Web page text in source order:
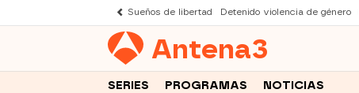
Sueños de libertad Detenido violencia de género
Antena3
SERIES PROGRAMAS NOTICIAS